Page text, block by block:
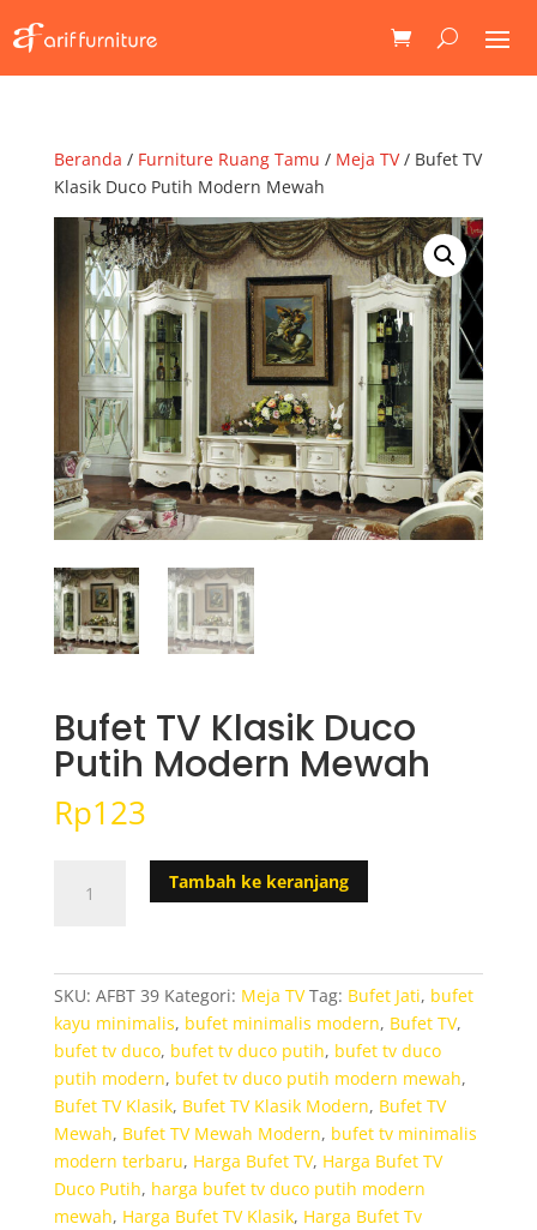
Beranda / Furniture Ruang Tamu / Meja TV/ Bufet TV
Klasik Duco Putih Modern Mewah
Bufet TV Klasik Duco
Putih Modern Mewah
Rp123
Bufet
Putih
Modern
Mewah
Tambah ke keranjang
SKU: AFBT 39 Kategori: Meja TV Tag: Bufet Jati, bufet
kayu minimalis, bufet minimalis modern, Bufet TV,
bufet tv duco, bufet tv duco putih, bufet tv duco
putih modern, bufet tv duco putih modern mewah,
Bufet TV Klasik, Bufet TV Klasik Modern, Bufet TV
Mewah, Bufet TV Mewah Modern, bufet tv minimalis
modern terbaru, Harga Bufet TV, Harga Bufet TV
Duco Putih, harga bufet tv duco putih modern
mewah, Harga Bufet TV Klasik, Harga Bufet Tv